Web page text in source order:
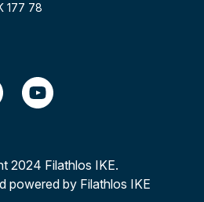
177 78
2024 Filathlos ΙΚΕ.
powered by Filathlos ΙΚΕ